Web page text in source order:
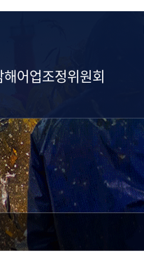
해어업조정위원회